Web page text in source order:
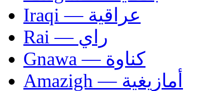
Iraqi — عراقية
Rai — راي
Gnawa — كناوة
Amazigh — أمازيغية